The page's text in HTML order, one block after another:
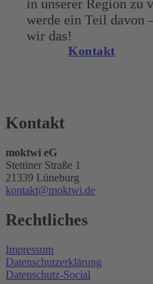
in unserer Region zu
werde ein Teil davon
wir das!
Kontakt
Kontakt
moktwi eG
Stettiner Straße 1
21339 Lüneburg
kontakt@moktwi.de
Rechtliches
Impressum
Datenschutzerklärung
Datenschutz-Social